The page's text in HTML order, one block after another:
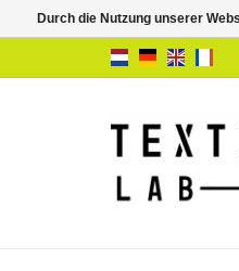
Durch die Nutzung unserer